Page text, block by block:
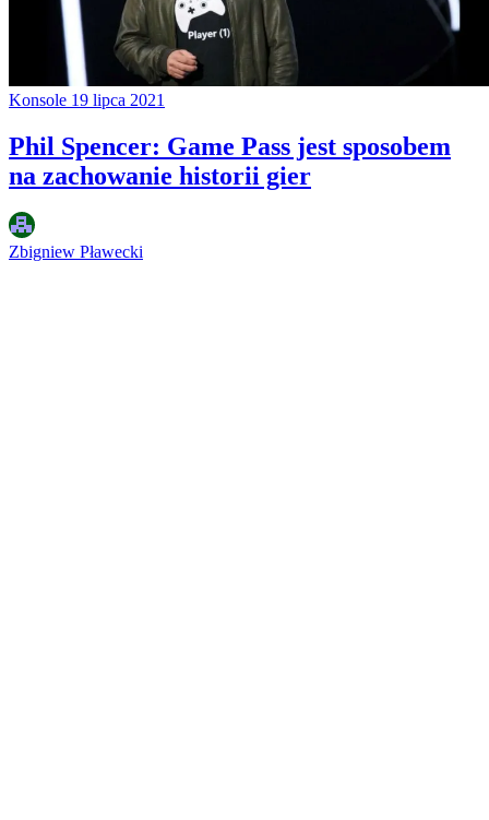
Konsole 19 lipca 2021
Phil Spencer: Game Pass jest sposobem
na zachowanie historii gier
Zbigniew Pławecki